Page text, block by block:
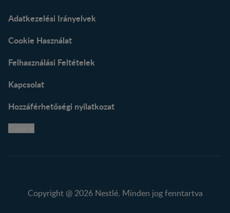
Adatkezelési Irányelvek
Cookie Használat
Felhasználási Feltételek
Kapcsolat
Hozzáférhetőségi nyilatkozat
Copyright @ 2026 Nestlé. Minden jog fenntartva